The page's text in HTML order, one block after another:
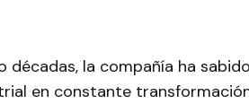
décadas, la compañía ha
en constante